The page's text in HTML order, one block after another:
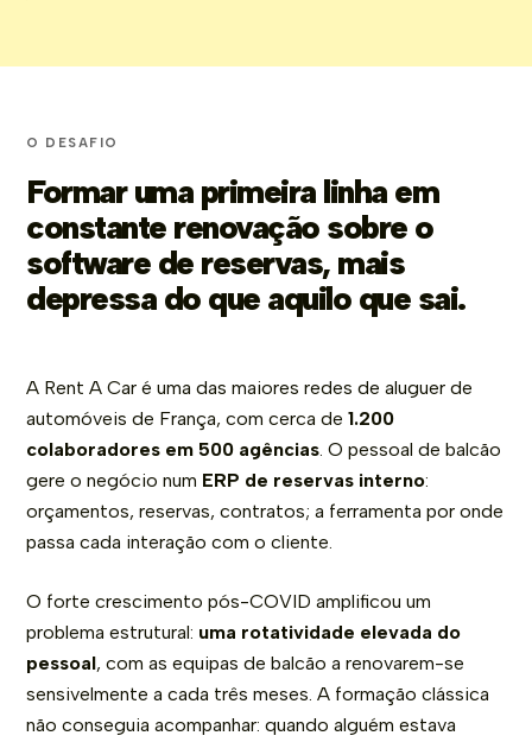
O DESAFIO
Formar uma primeira linha em
constante renovação sobre o
software de reservas, mais
depressa do que aquilo que sai.
A Rent A Car é uma das maiores redes de aluguer de
automóveis de França, com cerca de1.200
colaboradores em 500 agências . O pessoal de balcão
gere o negócio num ERP de reservas interno:
orçamentos, reservas, contratos; a ferramenta por onde
passa cada interação com o cliente.
O forte crescimento pós-COVID amplificou um
problema estrutural: uma rotatividade elevada do
pessoal, com as equipas de balcão a renovarem-se
sensivelmente a cada três meses. A formação clássica
não conseguia acompanhar: quando alguém estava